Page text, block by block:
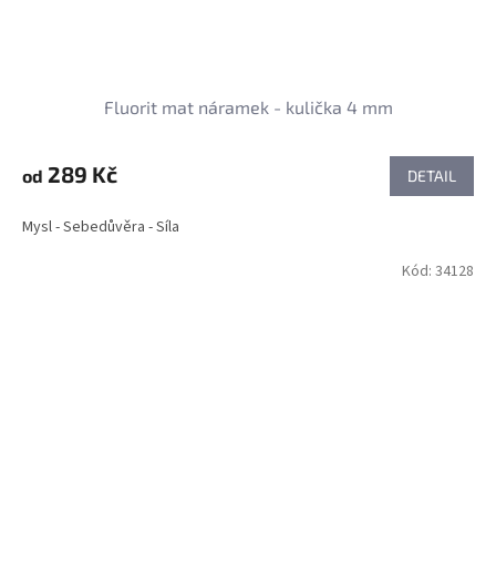
Fluorit mat náramek - kulička 4 mm
od 289 Kč DETAIL
Mysl - Sebedůvěra - Síla
Kód: 34128